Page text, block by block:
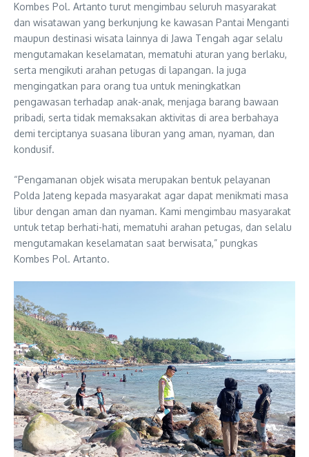
Kombes Pol. Artanto turut mengimbau seluruh masyarakat
dan wisatawan yang berkunjung ke kawasan Pantai Menganti
maupun destinasi wisata lainnya di Jawa Tengah agar selalu
mengutamakan keselamatan, mematuhi aturan yang berlaku,
serta mengikuti arahan petugas di lapangan. Ia juga
mengingatkan para orang tua untuk meningkatkan
pengawasan terhadap anak-anak, menjaga barang bawaan
pribadi, serta tidak memaksakan aktivitas di area berbahaya
demi terciptanya suasana liburan yang aman, nyaman, dan
kondusif.
“Pengamanan objek wisata merupakan bentuk pelayanan
Polda Jateng kepada masyarakat agar dapat menikmati masa
libur dengan aman dan nyaman. Kami mengimbau masyarakat
untuk tetap berhati-hati, mematuhi arahan petugas, dan selalu
mengutamakan keselamatan saat berwisata,” pungkas
Kombes Pol. Artanto.